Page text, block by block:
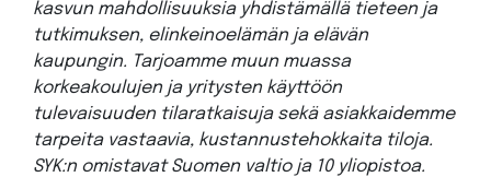
kasvun mahdollisuuksia yhdistämällä tieteen ja
tutkimuksen, elinkeinoelämän ja elävän
kaupungin. Tarjoamme muun muassa
korkeakoulujen ja yritysten käyttöön
tulevaisuuden tilaratkaisuja sekä asiakkaidemme
tarpeita vastaavia, kustannustehokkaita tiloja.
SYK:n omistavat Suomen valtio ja 10 yliopistoa.